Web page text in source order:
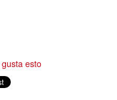
esto